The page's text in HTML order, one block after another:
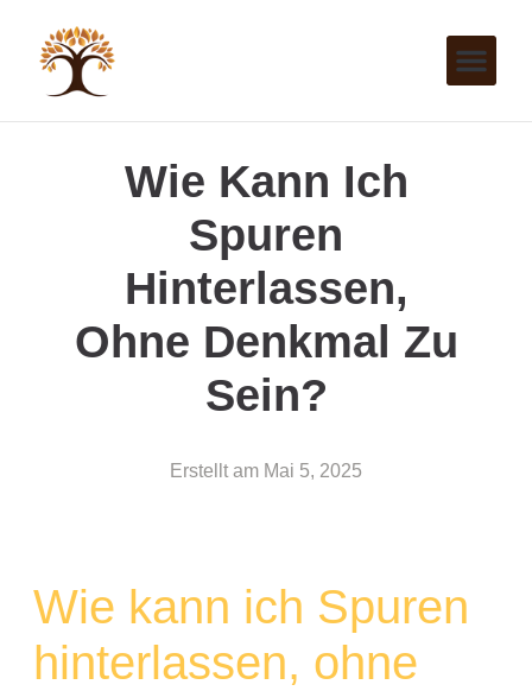
Wie Kann Ich
Spuren
Hinterlassen,
Ohne Denkmal Zu
Sein?
Erstellt am Mai 5, 2025
Wie kann ich Spuren
hinterlassen, ohne